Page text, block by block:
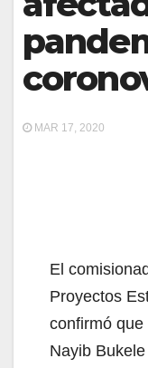
MAR 17, 2020
El
Proyectos
confirmó
Nayib